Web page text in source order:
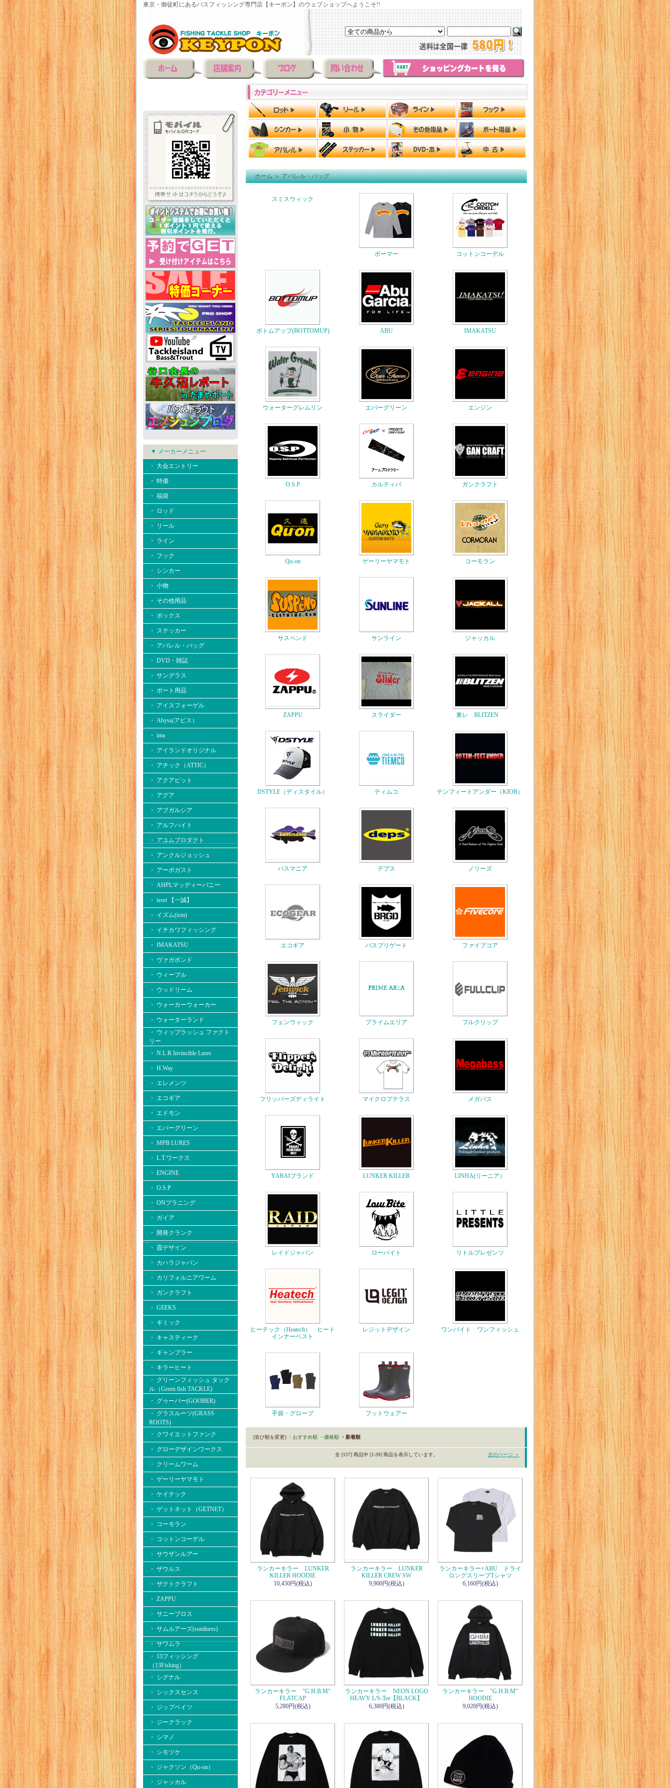
東京・御徒町にあるバスフィッシング専門店【キーポン】のウェブショップへようこそ!!
▼ メーカーメニュー
・ 大会エントリー
・ 特価
・ 福袋
・ ロッド
・ リール
・ ライン
・ フック
・ シンカー
・ 小物
・ その他用品
・ ボックス
・ ステッカー
・ アパレル・バッグ
・ DVD・雑誌
・ サングラス
・ ボート用品
・ アイスフォーゲル
・ Abyss(アビス）
・ ima
・ アイランドオリジナル
・ アチック（ATTIC）
・ アクアビット
・ アグア
・ アブガルシア
・ アルフハイト
・ アユムプロダクト
・ アンクルジョッシュ
・ アーボガスト
・ AHPLマッディーバニー
・ issei 【一誠】
・ イズム(ism)
・ イチカワフィッシング
・ IMAKATSU
・ ヴァガボンド
・ ウィーブル
・ ウッドリーム
・ ウォーカーウォーカー
・ ウォーターランド
・ ウィップラッシュ ファクト
リー
・ N.L.R Invincible Lures
・ H.Way
・ エレメンツ
・ エコギア
・ エドモン
・ エバーグリーン
・ MPB LURES
・ L.T.ワークス
・ ENGINE
・ O.S.P
・ ONプラニング
・ ガイア
・ 開発クランク
・ 霞デザイン
・ カハラジャパン
・ カリフォルニアワーム
・ ガンクラフト
・ GEEKS
・ ギミック
・ キャスティーク
・ ギャンブラー
・ キラーヒート
・ グリーンフィッシュ タック
ル（Green fish TACKLE)
・ グゥーバー(GOOBER)
・ グラスルーツ(GRASS
ROOTS)
・ クワイエットファンク
・ グローデザインワークス
・ クリームワーム
・ ゲーリーヤマモト
・ ケイテック
・ ゲットネット（GETNET）
・ コーモラン
・ コットンコーデル
・ サウザンルアー
・ ザウルス
・ ザクトクラフト
・ ZAPPU
・ サニーブロス
・ サムルアーズ(sumlures)
・ サワムラ
・ 13フィッシング
（13Fishing）
・ シグナル
・ シックスセンス
・ ジップベイツ
・ ジークラック
・ シマノ
・ シモツケ
・ ジャクソン（Qu-on）
・ ジャッカル
ホーム＞アパレル・バッグ
スミスウィック
ボーマー コットンコーデル
ボトムアップ(BOTTOMUP) ABU IMAKATSU
ウォーターグレムリン エバーグリーン エンジン
O.S.P カルティバ ガンクラフト
Qu-on ゲーリーヤマモト コーモラン
サスペンド サンライン ジャッカル
ZAPPU スライダー 東レ BLITZEN
DSTYLE（ディスタイル） ティムコ テンフィートアンダー（KIOB）
バスマニア デプス ノリーズ
エコギア バスブリゲート ファイブコア
フェンウィック プライムエリア フルクリップ
フリッパーズディライト マイクロプテラス メガバス
YABAIブランド LUNKER KILLER LINHA(リーニア）
レイドジャパン ローバイト リトルプレゼンツ
ヒーテック（Heatech） ヒート
インナーベスト
レジットデザイン ワンバイト ワンフィッシュ
手袋・グローブ フットウェアー
[並び順を変更] ・おすすめ順 ・価格順 ・新着順
全 [157] 商品中 [1-39] 商品を表示しています。 次のページ ＞
ランカーキラー LUNKER
KILLER HOODIE
10,450円(税込)
ランカーキラー LUNKER
KILLER CREW SW
9,900円(税込)
ランカーキラー×ABU ドライ
ロングスリーブTシャツ
6,160円(税込)
ランカーキラー "G.H.B.M"
FLATCAP
5,280円(税込)
ランカーキラー NEON LOGO
HEAVY L/S-Tee【BLACK】
6,380円(税込)
ランカーキラー "G.H.B.M"
HOODIE
9,020円(税込)